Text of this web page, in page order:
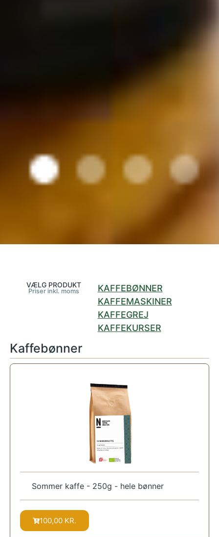
VÆLG PRODUKT
Priser inkl. moms
KAFFEBØNNER
KAFFEMASKINER
KAFFEGREJ
KAFFEKURSER
Kaffebønner
Sommer kaffe - 250g - hele bønner
100,00 KR.